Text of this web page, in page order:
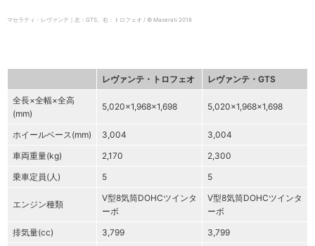
マセラティ・レヴァンテ｜左：GTS、右：トロフェオ / © Maserati 2018
レヴァンテ・トロフェオ
レヴァンテ・GTS
全長×全幅×全高
(mm)
5,020×1,968×1,698 5,020×1,968×1,698
ホイールベース(mm) 3,004
3,004
車両重量(kg)
2,170
2,300
乗車定員(人)
5 5
エンジン種類
V型8気筒DOHCツインタ
ーボ
V型8気筒DOHCツインタ
ーボ
排気量(cc)
3,799
3,799